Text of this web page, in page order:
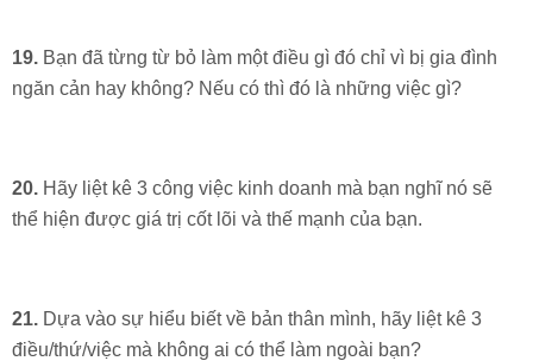
19. Bạn đã từng từ bỏ làm một điều gì đó chỉ vì bị gia đình
ngăn cản hay không? Nếu có thì đó là những việc gì?
20. Hãy liệt kê 3 công việc kinh doanh mà bạn nghĩ nó sẽ
thể hiện được giá trị cốt lõi và thế mạnh của bạn.
21. Dựa vào sự hiểu biết về bản thân mình, hãy liệt kê 3
điều/thứ/việc mà không ai có thể làm ngoài bạn?